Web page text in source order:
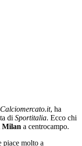
Calciomercato.it, ha
di Sportitalia. Ecco chi
Milan a centrocampo.
piace molto a